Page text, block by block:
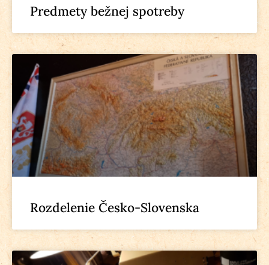
Predmety bežnej spotreby
Rozdelenie Česko-Slovenska